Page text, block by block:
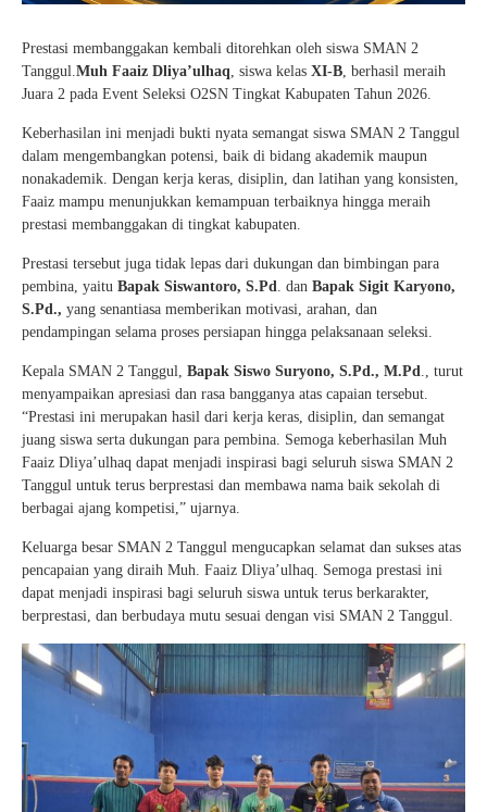
Prestasi membanggakan kembali ditorehkan oleh siswa SMAN 2
Tanggul. Muh Faaiz Dliya’ulhaq , siswa kelas XI-B , berhasil meraih
Juara 2 pada Event Seleksi O2SN Tingkat Kabupaten Tahun 2026.
Keberhasilan ini menjadi bukti nyata semangat siswa SMAN 2 Tanggul
dalam mengembangkan potensi, baik di bidang akademik maupun
nonakademik. Dengan kerja keras, disiplin, dan latihan yang konsisten,
Faaiz mampu menunjukkan kemampuan terbaiknya hingga meraih
prestasi membanggakan di tingkat kabupaten.
Prestasi tersebut juga tidak lepas dari dukungan dan bimbingan para
pembina, yaitu Bapak Siswantoro, S.Pd . dan Bapak Sigit Karyono,
S.Pd., yang senantiasa memberikan motivasi, arahan, dan
pendampingan selama proses persiapan hingga pelaksanaan seleksi.
Kepala SMAN 2 Tanggul, Bapak Siswo Suryono, S.Pd., M.Pd
., turut
menyampaikan apresiasi dan rasa bangganya atas capaian tersebut.
“Prestasi ini merupakan hasil dari kerja keras, disiplin, dan semangat
juang siswa serta dukungan para pembina. Semoga keberhasilan Muh
Faaiz Dliya’ulhaq dapat menjadi inspirasi bagi seluruh siswa SMAN 2
Tanggul untuk terus berprestasi dan membawa nama baik sekolah di
berbagai ajang kompetisi,” ujarnya.
Keluarga besar SMAN 2 Tanggul mengucapkan selamat dan sukses atas
pencapaian yang diraih Muh. Faaiz Dliya’ulhaq. Semoga prestasi ini
dapat menjadi inspirasi bagi seluruh siswa untuk terus berkarakter,
berprestasi, dan berbudaya mutu sesuai dengan visi SMAN 2 Tanggul.